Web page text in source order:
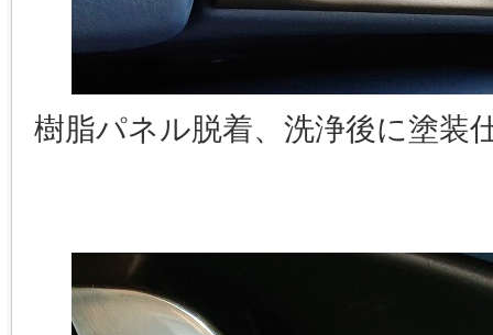
樹脂パネル脱着、洗浄後に塗装